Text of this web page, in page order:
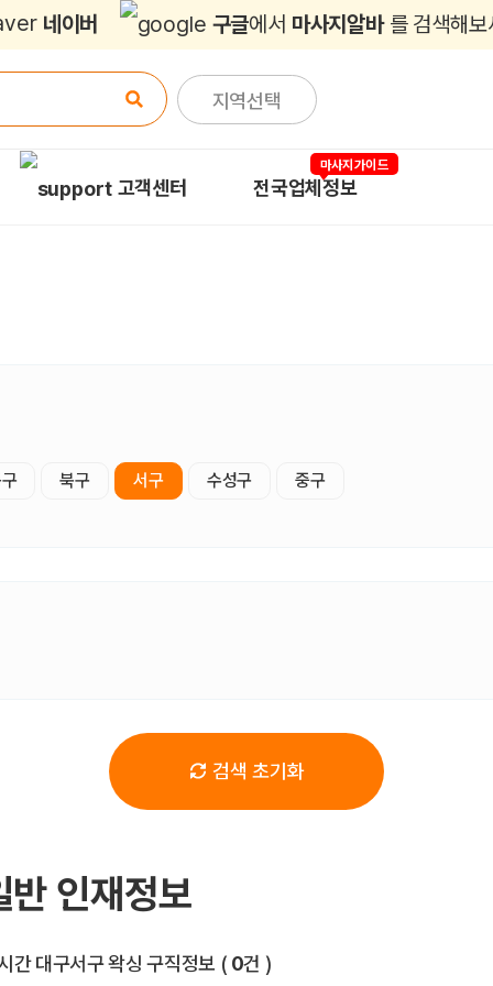
네이버 구글에서 마사지알바 를 검색해보
지역선택
고객센터 전국업체정보
마사지가이드
북구 서구 수성구 중구
검색 초기화
반 인재정보
간 대구서구 왁싱 구직정보 전체 목록
( 0건 )